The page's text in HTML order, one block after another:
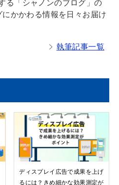
る「シャノンのブログ」の
かかわる情報を日々お届け
執筆記事一覧
ディスプレイ広告で成果を上げ
るには？きめ細かな効果測定が